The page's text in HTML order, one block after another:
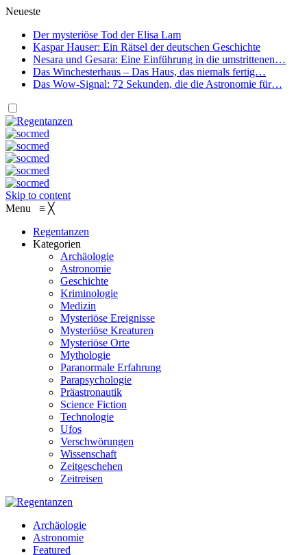
Neueste
Der mysteriöse Tod der Elisa Lam
Kaspar Hauser: Ein Rätsel der deutschen Geschichte
Nesara und Gesara: Eine Einführung in die umstrittenen…
Das Winchesterhaus – Das Haus, das niemals fertig…
Das Wow-Signal: 72 Sekunden, die die Astronomie für…
Skip to content
Menu ≡ ╳
Regentanzen
Kategorien
Archäologie
Astronomie
Geschichte
Kriminologie
Medizin
Mysteriöse Ereignisse
Mysteriöse Kreaturen
Mysteriöse Orte
Mythologie
Paranormale Erfahrung
Parapsychologie
Präastronautik
Science Fiction
Technologie
Ufos
Verschwörungen
Wissenschaft
Zeitgeschehen
Zeitreisen
Archäologie
Astronomie
Featured